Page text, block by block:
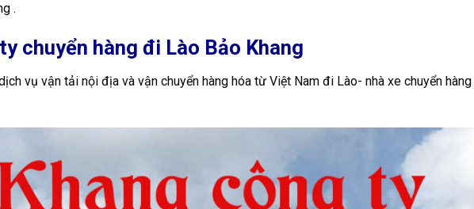
.
chuyển hàng đi Lào Bảo Khang
vụ vận tải nội địa và vận chuyển hàng hóa từ Việt Nam đi Lào- nhà xe chuyển